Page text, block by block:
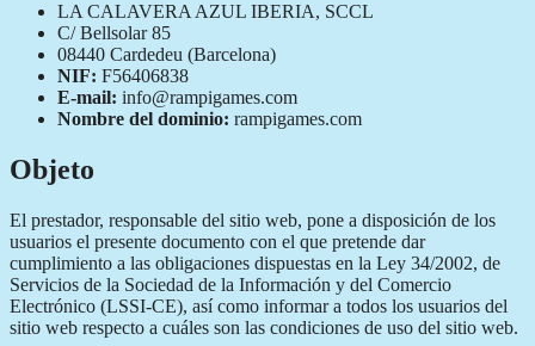
LA CALAVERA AZUL IBERIA, SCCL
C/ Bellsolar 85
08440 Cardedeu (Barcelona)
NIF: F56406838
E-mail: info@rampigames.com
Nombre del dominio: rampigames.com
Objeto
El prestador, responsable del sitio web, pone a disposición de los
usuarios el presente documento con el que pretende dar
cumplimiento a las obligaciones dispuestas en la Ley 34/2002, de
Servicios de la Sociedad de la Información y del Comercio
Electrónico (LSSI-CE), así como informar a todos los usuarios del
sitio web respecto a cuáles son las condiciones de uso del sitio web.